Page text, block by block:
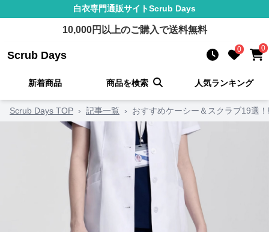
白衣専門通販サイトScrub Days
10,000円以上のご購入で送料無料
Scrub Days 0 0
新着商品 商品を検索 人気ランキング
Scrub Days TOP › 記事一覧 › おすすめケーシー＆スクラブ19選